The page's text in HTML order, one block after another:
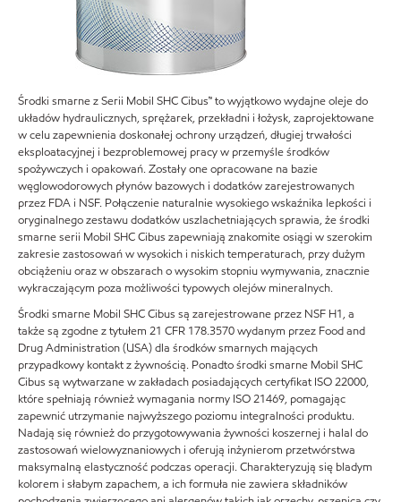
Środki smarne z Serii Mobil SHC Cibus™ to wyjątkowo wydajne oleje do
układów hydraulicznych, sprężarek, przekładni i łożysk, zaprojektowane
w celu zapewnienia doskonałej ochrony urządzeń, długiej trwałości
eksploatacyjnej i bezproblemowej pracy w przemyśle środków
spożywczych i opakowań. Zostały one opracowane na bazie
węglowodorowych płynów bazowych i dodatków zarejestrowanych
przez FDA i NSF. Połączenie naturalnie wysokiego wskaźnika lepkości i
oryginalnego zestawu dodatków uszlachetniających sprawia, że środki
smarne serii Mobil SHC Cibus zapewniają znakomite osiągi w szerokim
zakresie zastosowań w wysokich i niskich temperaturach, przy dużym
obciążeniu oraz w obszarach o wysokim stopniu wymywania, znacznie
wykraczającym poza możliwości typowych olejów mineralnych.
Środki smarne Mobil SHC Cibus są zarejestrowane przez NSF H1, a
także są zgodne z tytułem 21 CFR 178.3570 wydanym przez Food and
Drug Administration (USA) dla środków smarnych mających
przypadkowy kontakt z żywnością. Ponadto środki smarne Mobil SHC
Cibus są wytwarzane w zakładach posiadających certyfikat ISO 22000,
które spełniają również wymagania normy ISO 21469, pomagając
zapewnić utrzymanie najwyższego poziomu integralności produktu.
Nadają się również do przygotowywania żywności koszernej i halal do
zastosowań wielowyznaniowych i oferują inżynierom przetwórstwa
maksymalną elastyczność podczas operacji. Charakteryzują się bladym
kolorem i słabym zapachem, a ich formuła nie zawiera składników